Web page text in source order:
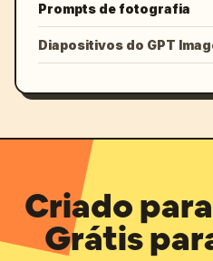
Prompts de fotografia
Diapositivos do GPT
Criado
Grátis